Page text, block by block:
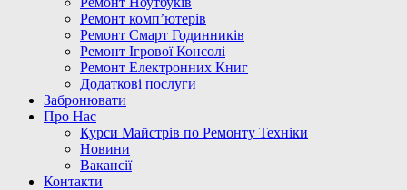
Ремонт комп’ютерів
Ремонт Смарт Годинників
Ремонт Ігрової Консолі
Ремонт Електронних Книг
Додаткові послуги
Забронювати
Про Нас
Курси Майстрів по Ремонту Техніки
Новини
Вакансії
Контакти